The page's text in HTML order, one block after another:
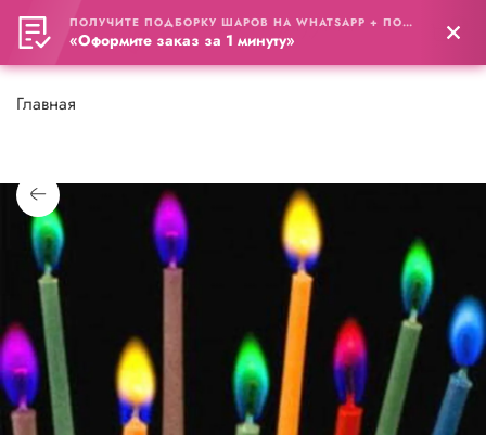
0
Главная
ПОЛУЧИТЕ ПОДБОРКУ ШАРОВ НА WHATSAPP + ПОДАРОК
«Оформите заказ за 1 минуту»